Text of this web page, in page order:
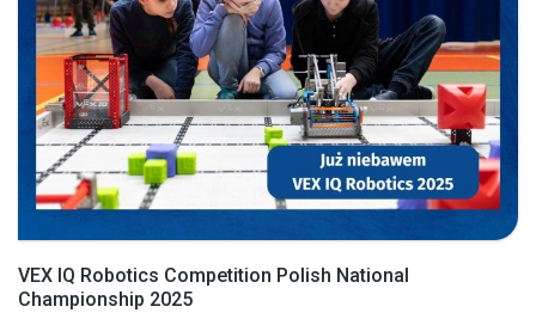
VEX IQ Robotics Competition Polish National
Championship 2025